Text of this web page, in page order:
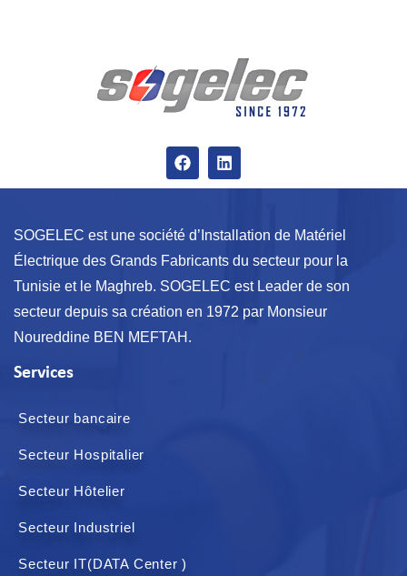
SOGELEC est une société d’Installation de Matériel
Électrique des Grands Fabricants du secteur pour la
Tunisie et le Maghreb. SOGELEC est Leader de son
secteur depuis sa création en 1972 par Monsieur
Noureddine BEN MEFTAH.
Services
Secteur bancaire
Secteur Hospitalier
Secteur Hôtelier
Secteur Industriel
Secteur IT(DATA Center )